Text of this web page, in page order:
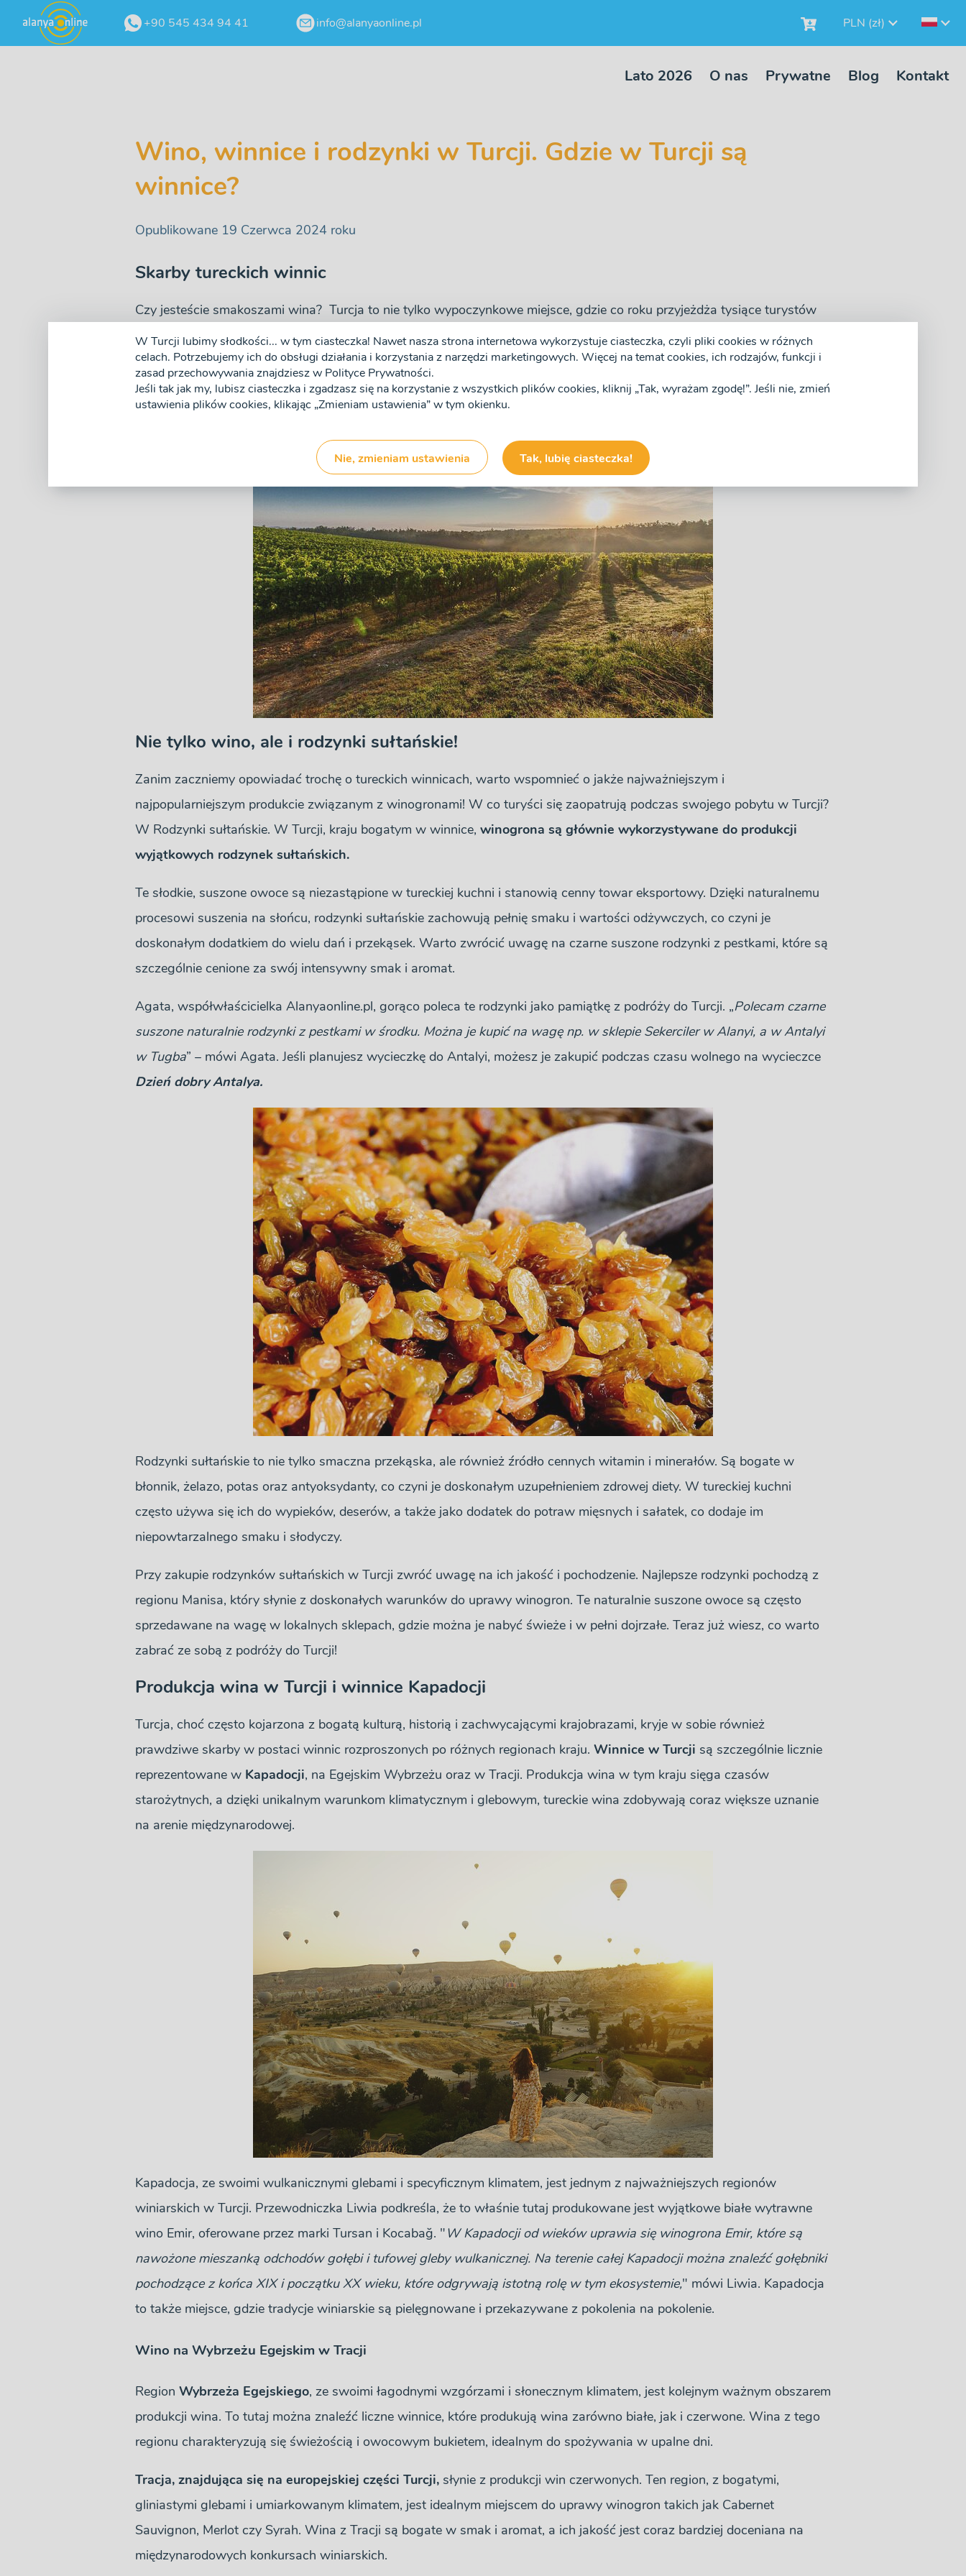
+90 545 434 94 41 info@alanyaonline.pl PLN (zł)
Lato 2026 O nas Prywatne Blog Kontakt
Wino, winnice i rodzynki w Turcji. Gdzie w Turcji są
winnice?
Opublikowane 19 Czerwca 2024 roku
Skarby tureckich winnic
Czy jesteście smakoszami wina? Turcja to nie tylko wypoczynkowe miejsce, gdzie co roku przyjeżdża tysiące turystów
by móc wylegiwać się na plażach, podziwiać piękne krajobrazy czy zwiedzać starożytne ruiny. Turcja jest też miejscem z
długą tradycją wytwarzania bardzo smacznego wina! Jeżeli jesteście ciekawi co warto spróbować będąc w Turcji
podczas swoich wakacji, przeczytajcie poniższy wpis :)
Nie tylko wino, ale i rodzynki sułtańskie!
Zanim zaczniemy opowiadać trochę o tureckich winnicach, warto wspomnieć o jakże najważniejszym i
najpopularniejszym produkcie związanym z winogronami! W co turyści się zaopatrują podczas swojego pobytu w Turcji?
W Rodzynki sułtańskie. W Turcji, kraju bogatym w winnice, winogrona są głównie wykorzystywane do produkcji
wyjątkowych rodzynek sułtańskich.
Te słodkie, suszone owoce są niezastąpione w tureckiej kuchni i stanowią cenny towar eksportowy. Dzięki naturalnemu
procesowi suszenia na słońcu, rodzynki sułtańskie zachowują pełnię smaku i wartości odżywczych, co czyni je
doskonałym dodatkiem do wielu dań i przekąsek. Warto zwrócić uwagę na czarne suszone rodzynki z pestkami, które są
szczególnie cenione za swój intensywny smak i aromat.
Agata, współwłaścicielka Alanyaonline.pl, gorąco poleca te rodzynki jako pamiątkę z podróży do Turcji. „Polecam czarne
suszone naturalnie rodzynki z pestkami w środku. Można je kupić na wagę np. w sklepie Sekerciler w Alanyi, a w Antalyi
w Tugba” – mówi Agata. Jeśli planujesz wycieczkę do Antalyi, możesz je zakupić podczas czasu wolnego na wycieczce
Dzień dobry Antalya.
Rodzynki sułtańskie to nie tylko smaczna przekąska, ale również źródło cennych witamin i minerałów. Są bogate w
błonnik, żelazo, potas oraz antyoksydanty, co czyni je doskonałym uzupełnieniem zdrowej diety. W tureckiej kuchni
często używa się ich do wypieków, deserów, a także jako dodatek do potraw mięsnych i sałatek, co dodaje im
niepowtarzalnego smaku i słodyczy.
Przy zakupie rodzynków sułtańskich w Turcji zwróć uwagę na ich jakość i pochodzenie. Najlepsze rodzynki pochodzą z
regionu Manisa, który słynie z doskonałych warunków do uprawy winogron. Te naturalnie suszone owoce są często
sprzedawane na wagę w lokalnych sklepach, gdzie można je nabyć świeże i w pełni dojrzałe. Teraz już wiesz, co warto
zabrać ze sobą z podróży do Turcji!
Produkcja wina w Turcji i winnice Kapadocji
Turcja, choć często kojarzona z bogatą kulturą, historią i zachwycającymi krajobrazami, kryje w sobie również
prawdziwe skarby w postaci winnic rozproszonych po różnych regionach kraju. Winnice w Turcji są szczególnie licznie
reprezentowane w Kapadocji, na Egejskim Wybrzeżu oraz w Tracji. Produkcja wina w tym kraju sięga czasów
starożytnych, a dzięki unikalnym warunkom klimatycznym i glebowym, tureckie wina zdobywają coraz większe uznanie
na arenie międzynarodowej.
Kapadocja, ze swoimi wulkanicznymi glebami i specyficznym klimatem, jest jednym z najważniejszych regionów
winiarskich w Turcji. Przewodniczka Liwia podkreśla, że to właśnie tutaj produkowane jest wyjątkowe białe wytrawne
wino Emir, oferowane przez marki Tursan i Kocabağ. "W Kapadocji od wieków uprawia się winogrona Emir, które są
nawożone mieszanką odchodów gołębi i tufowej gleby wulkanicznej. Na terenie całej Kapadocji można znaleźć gołębniki
pochodzące z końca XIX i początku XX wieku, które odgrywają istotną rolę w tym ekosystemie," mówi Liwia. Kapadocja
to także miejsce, gdzie tradycje winiarskie są pielęgnowane i przekazywane z pokolenia na pokolenie.
Wino na Wybrzeżu Egejskim w Tracji
Region Wybrzeża Egejskiego, ze swoimi łagodnymi wzgórzami i słonecznym klimatem, jest kolejnym ważnym obszarem
produkcji wina. To tutaj można znaleźć liczne winnice, które produkują wina zarówno białe, jak i czerwone. Wina z tego
regionu charakteryzują się świeżością i owocowym bukietem, idealnym do spożywania w upalne dni.
Tracja, znajdująca się na europejskiej części Turcji, słynie z produkcji win czerwonych. Ten region, z bogatymi,
gliniastymi glebami i umiarkowanym klimatem, jest idealnym miejscem do uprawy winogron takich jak Cabernet
Sauvignon, Merlot czy Syrah. Wina z Tracji są bogate w smak i aromat, a ich jakość jest coraz bardziej doceniana na
międzynarodowych konkursach winiarskich.
W Turcji lubimy słodkości... w tym ciasteczka! Nawet nasza strona internetowa wykorzystuje ciasteczka, czyli pliki cookies w różnych
celach. Potrzebujemy ich do obsługi działania i korzystania z narzędzi marketingowych. Więcej na temat cookies, ich rodzajów, funkcji i
zasad przechowywania znajdziesz w Polityce Prywatności.
Jeśli tak jak my, lubisz ciasteczka i zgadzasz się na korzystanie z wszystkich plików cookies, kliknij „Tak, wyrażam zgodę!”. Jeśli nie, zmień
ustawienia plików cookies, klikając „Zmieniam ustawienia” w tym okienku.
Nie, zmieniam ustawienia Tak, lubię ciasteczka!